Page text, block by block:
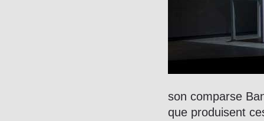
son comparse
que produisent